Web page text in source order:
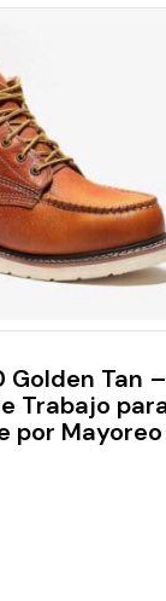
Golden Tan –
Trabajo
por Mayoreo